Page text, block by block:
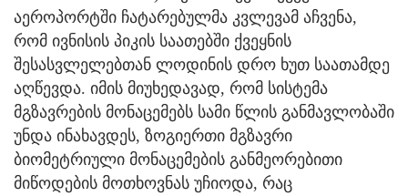
აეროპორტში ჩატარებულმა კვლევამ აჩვენა,
რომ ივნისის პიკის საათებში ქვეყნის
შესასვლელებთან ლოდინის დრო ხუთ საათამდე
აღწევდა. იმის მიუხედავად, რომ სისტემა
მგზავრების მონაცემებს სამი წლის განმავლობაში
უნდა ინახავდეს, ზოგიერთი მგზავრი
ბიომეტრიული მონაცემების განმეორებითი
მიწოდების მოთხოვნას უჩიოდა, რაც